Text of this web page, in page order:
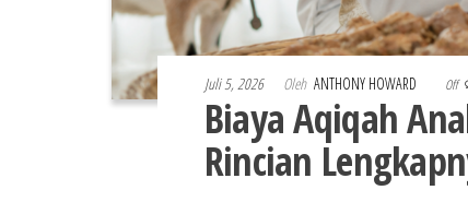
Juli 5, 2026 Oleh ANTHONY HOWARD Off
Biaya Aqiqah
Rincian